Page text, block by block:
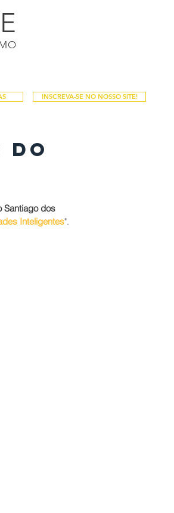
INSCREVA-SE NO NOSSO SITE!
do
Santiago dos
Inteligentes".